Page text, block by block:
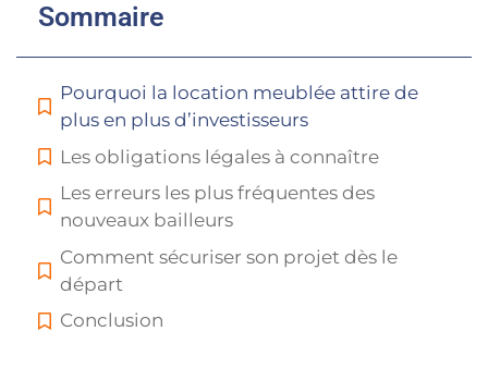
Sommaire
Pourquoi la location meublée attire de
plus en plus d’investisseurs
Les obligations légales à connaître
Les erreurs les plus fréquentes des
nouveaux bailleurs
Comment sécuriser son projet dès le
départ
Conclusion